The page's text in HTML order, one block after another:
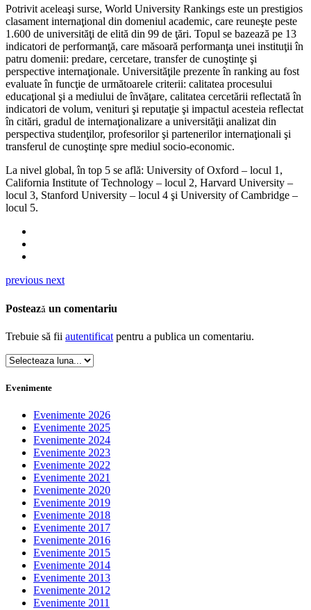
Potrivit aceleaşi surse, World University Rankings este un prestigios
clasament internaţional din domeniul academic, care reuneşte peste
1.600 de universităţi de elită din 99 de ţări. Topul se bazează pe 13
indicatori de performanţă, care măsoară performanţa unei instituţii în
patru domenii: predare, cercetare, transfer de cunoştinţe şi
perspective internaţionale. Universităţile prezente în ranking au fost
evaluate în funcţie de următoarele criterii: calitatea procesului
educaţional şi a mediului de învăţare, calitatea cercetării reflectată în
indicatori de volum, venituri şi reputaţie şi impactul acesteia reflectat
în citări, gradul de internaţionalizare a universităţii analizat din
perspectiva studenţilor, profesorilor şi partenerilor internaţionali şi
transferul de cunoştinţe spre mediul socio-economic.
La nivel global, în top 5 se află: University of Oxford – locul 1,
California Institute of Technology – locul 2, Harvard University –
locul 3, Stanford University – locul 4 şi University of Cambridge –
locul 5.
previous next
Postează un comentariu
Trebuie să fii autentificat pentru a publica un comentariu.
Evenimente
Evenimente 2026
Evenimente 2025
Evenimente 2024
Evenimente 2023
Evenimente 2022
Evenimente 2021
Evenimente 2020
Evenimente 2019
Evenimente 2018
Evenimente 2017
Evenimente 2016
Evenimente 2015
Evenimente 2014
Evenimente 2013
Evenimente 2012
Evenimente 2011